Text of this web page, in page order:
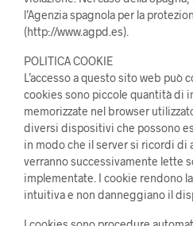
l’Agenzia spagnola per la
(http://www.agpd.es).
POLITICA COOKIE
L’accesso a questo sito web può
cookies sono piccole quantità di
memorizzate nel browser
diversi dispositivi che possono
in modo che il server si ricordi di
verranno successivamente lette
implementate. I cookie rendono
intuitiva e non danneggiano il